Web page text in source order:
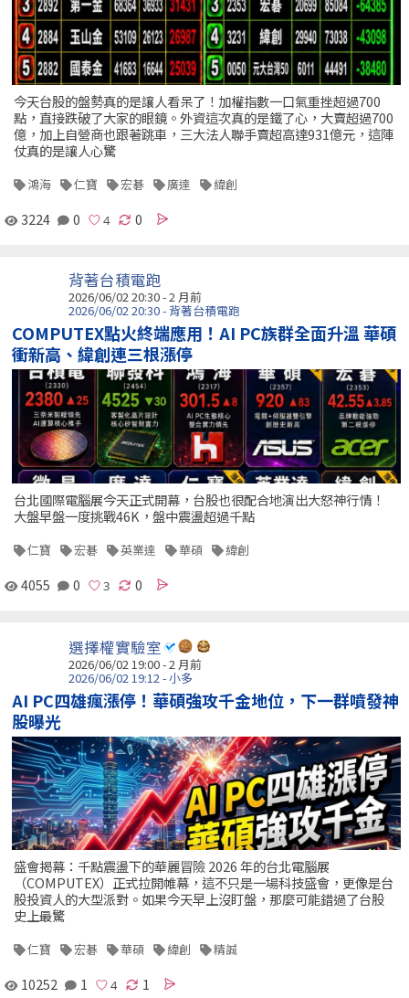
今天台股的盤勢真的是讓人看呆了！加權指數一口氣重挫超過700
點，直接跌破了大家的眼鏡。外資這次真的是鐵了心，大賣超過700
億，加上自營商也跟著跳車，三大法人聯手賣超高達931億元，這陣
仗真的是讓人心驚
鴻海 仁寶 宏碁 廣達 緯創
3224 0 0
背著台積電跑
2026/06/02 20:30 - 2 月前
2026/06/02 20:30 - 背著台積電跑
COMPUTEX點火終端應用！AI PC族群全面升溫 華碩
衝新高、緯創連三根漲停
台北國際電腦展今天正式開幕，台股也很配合地演出大怒神行情！
大盤早盤一度挑戰46K，盤中震盪超過千點
仁寶 宏碁 英業達 華碩 緯創
4055 0 0
選擇權實驗室
2026/06/02 19:00 - 2 月前
2026/06/02 19:12 - 小多
AI PC四雄瘋漲停！華碩強攻千金地位，下一群噴發神
股曝光
盛會揭幕：千點震盪下的華麗冒險 2026 年的台北電腦展
（COMPUTEX）正式拉開帷幕，這不只是一場科技盛會，更像是台
股投資人的大型派對。如果今天早上沒盯盤，那麼可能錯過了台股
史上最驚
仁寶 宏碁 華碩 緯創 精誠
10252 1 1